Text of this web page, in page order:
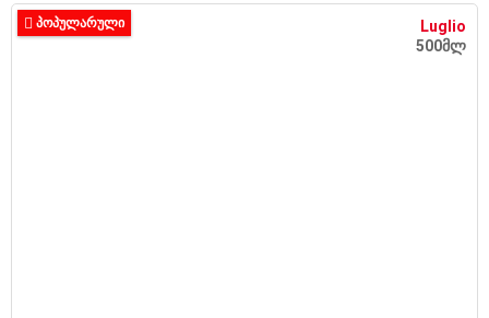
Luglio
500მლ
ᲞᲝᲞᲣᲚᲐᲠᲣᲚᲘ